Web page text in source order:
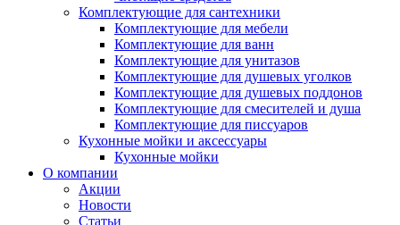
Комплектующие для сантехники
Комплектующие для мебели
Комплектующие для ванн
Комплектующие для унитазов
Комплектующие для душевых уголков
Комплектующие для душевых поддонов
Комплектующие для смесителей и душа
Комплектующие для писсуаров
Кухонные мойки и аксессуары
Кухонные мойки
О компании
Акции
Новости
Статьи